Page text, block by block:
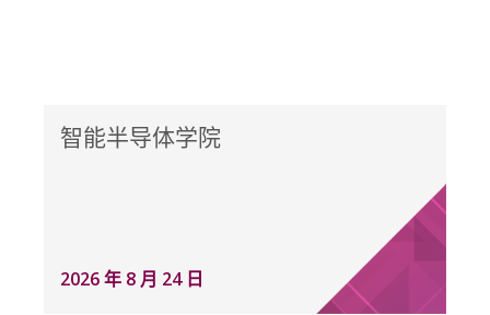
智能半导体学院
2026 年 8 月 24 日